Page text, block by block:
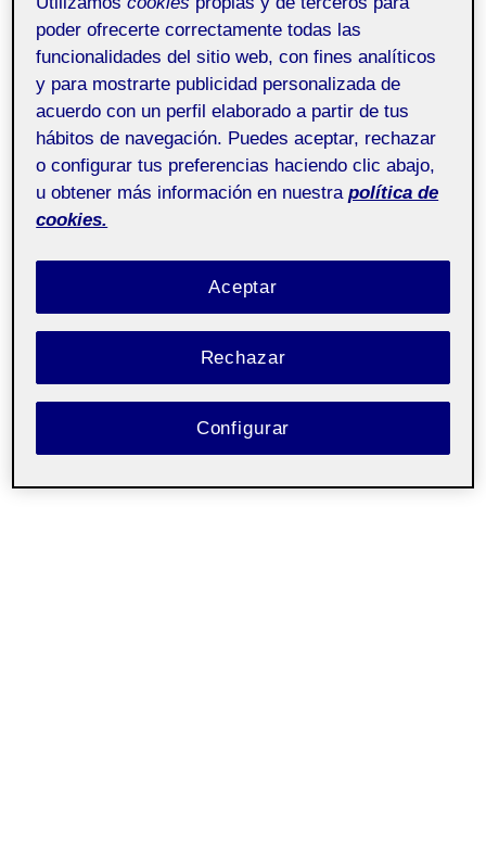
PEC 4 – MOSTRAR Y TESTEAR
6 ENERO, 2022 / SIN COMENTARIOS
Dibujo y pensamiento
visual aula 1
Pública
¡Hola!
poder ofrecerte correctamente todas las
funcionalidades del sitio web, con fines analíticos
y para mostrarte publicidad personalizada de
acuerdo con un perfil elaborado a partir de tus
hábitos de navegación. Puedes aceptar, rechazar
o configurar tus preferencias haciendo clic abajo,
u obtener más información en nuestra política de
cookies.
Rechazar
Aceptar
Configurar